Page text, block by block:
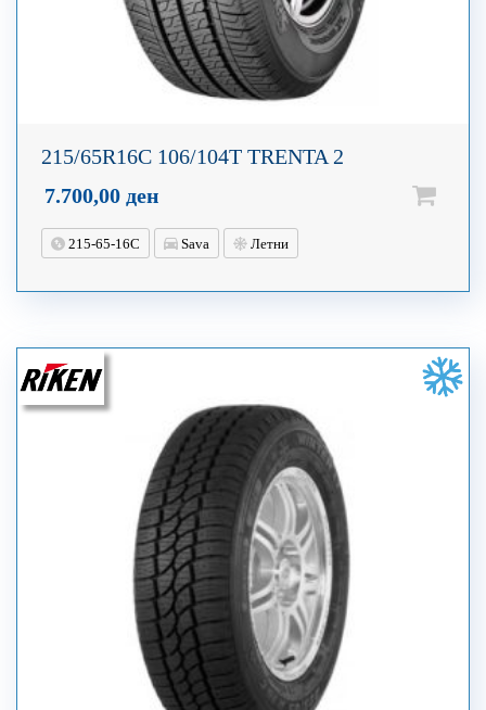
215/65R16C 106/104T TRENTA 2
7.700,00 ден
215-65-16C Sava Летни